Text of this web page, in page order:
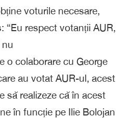
voturile necesare,
“Eu respect votanții AUR,
o colaborare cu George
au votat AUR-ul, acest
să realizeze că în acest
în funcție pe Ilie Bolojan